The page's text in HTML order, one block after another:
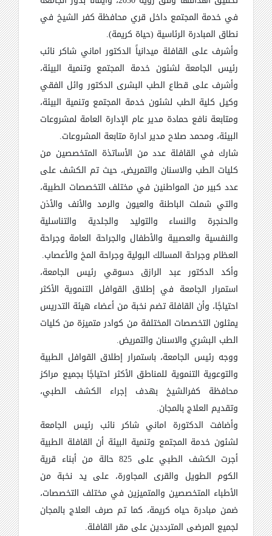
في خدمة المجتمع داخل قري محافظة كفر الشيخ في
نطاق المبادرة الرئاسية (حياة كريمة).
وأشرف على القافلة ميدانياً الدكتور اماني شاكر نائب
رئيس الجامعة لشئون خدمة المجتمع وتنمية البيئة،
وأشرف على قطاع الطب البشرى الدكتور وائل الفقي
وكيل كلية الطب لشئون خدمة المجتمع وتنمية البيئة،
ومتابعة نافع حمادة مدير عام الإدارة العامة لمشروعات
البيئة، ومحمد صلاح مدير ادارة متابعة المشروعات.
شارك في القافلة عدد من الأساتذة المتخصصين من
كليات الطب والاسنان والتمريض، حيث تم الكشف على
عدد كبير من المواطنين في مختلف التخصصات الطبية،
والتي شملت الباطنة والعيون والرمد والأنف والأذن
والحنجرة والنساء والتوليد والجلدية والتناسلية
والنفسية والعصبية والأطفال والجراحة العامة وجراحة
العظام وجراحة المسالك البولية وجراحة المخ والأعصاب.
وأكد الدكتور عبد الرازق دسوقي رئيس الجامعة،
استمرار الجامعة في إطلاق القوافل التنموية الأكثر
احتياجًا، وأن القافلة تضم نخبة من أعضاء هيئة التدريس
يمثلون التخصصات المختلفة من كوادر متميزة من كليات
الطب البشري والاسنان والتمريض.
ووجه رئيس الجامعة، باستمرار إطلاق القوافل الطبية
والتوعوية التنموية للمناطق الأكثر احتياجًا بجميع مراكز
محافظة كفرالشيخ بهدف إجراء الكشف الطبي،
وتقديم العلاج بالمجان.
وأضافت الدكتورة اماني شاكر نائب رئيس الجامعة
لشئون خدمة المجتمع وتنمية البيئة أن القافلة الطبية
أجرت الكشف الطبي على 825 حالة من أبناء قرية
الكوم الطويل والقرى المجاورة، على يد نخبة من
الأطباء المتخصصين والمتميزين في مختلف التخصصات،
ضمن مبادرة حياه كريمة، كما تم صرف العلاج بالمجان
لجميع المرضى المترددين على مقر القافلة.